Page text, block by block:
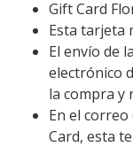
Gift Card
Esta tarjeta
El envío de
electrónico
la compra y
En el
Card, esta